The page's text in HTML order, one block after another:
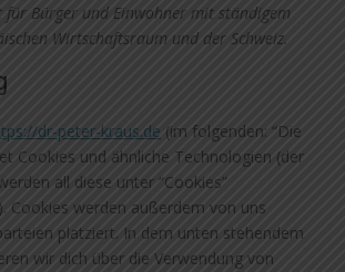
SCHAU HER
Bürger und Einwohner mit ständigem
Wirtschaftsraum und der Schweiz.
dr-peter-kraus.de (im folgenden: “Die
Cookies und ähnliche Technologien (der
all diese unter “Cookies”
Cookies werden außerdem von uns
platziert. In dem unten stehendem
wir dich über die Verwendung von